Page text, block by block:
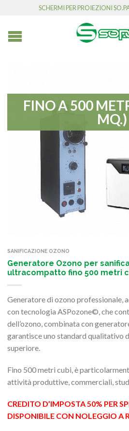
SCHERMI PER PROIEZIONI
FINO A 500
MQ.)
SANIFICAZIONE OZONO
Generatore Ozono per
ultracompatto fino 500 metri
Generatore di ozono professionale,
con tecnologia ASPozone©, che
dell’ozono, combinata con
garantisce uno standard qualitativo
superiore.
Fino 500 metri cubi, è
attività produttive, commerciali,
CREDITO D’IMPOSTA 50% PER
DISPONIBILE CON NOLEGGIO A